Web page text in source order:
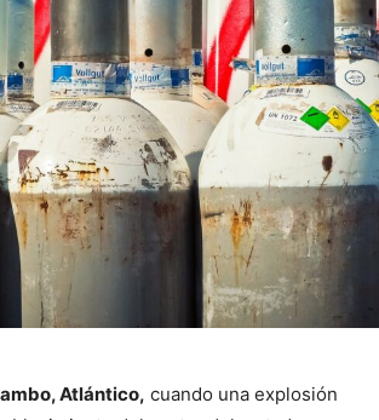
Atlántico, cuando una explosión